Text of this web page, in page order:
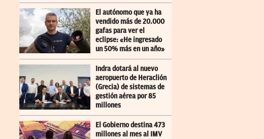
El autónomo que ya ha
vendido más de 20.000
gafas para ver el
eclipse: «He ingresado
un 50% más en un año»
Indra dotará al nuevo
aeropuerto de Heraclión
(Grecia) de sistemas de
gestión aérea por 85
millones
El Gobierno destina 473
millones al mes al IMV